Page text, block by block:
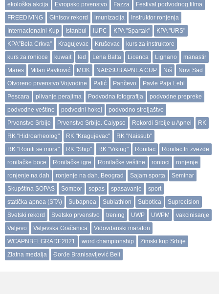
ekološka akcija
Evropsko prvenstvo Fazza
Festival podvodnog filma
FREEDIVING
Ginisov rekord imunizacija
Instruktor ronjenja
Internacionalni Kup
Istanbul IUPC KPA "Spartak"
KPA "URS"
KPA”Bela Crkva”
Kragujevac Kruševac
kurs za instruktore
kurs za ronioce
kuwait led Lena Balta Licenca Lignano
manastir
Mares
Milan Pavković MOK NAISSUB APNEA CUP Niš
Novi Sad
Otvoreno prvenstvo Vojvodine
Palić Pančevo
Pavle Paja Lebl
Pescara
plivanje perajima Podvodna fotografija
podvodne prepreke
podvodne veštine
podvodni hokej
podvodno streljaštvo
Prvenstvo Srbije
Prvenstvo Srbije. Calypso Rekordi Srbije u Apnei
RK
RK "Hidroarheolog"
RK "Kragujevac"
RK "Naissub"
RK "Roniti se mora"
RK "Ship" RK "Viking" Ronilac
Ronilac tri zvezde
ronilačke boce
Ronilačke igre Ronilačke veštine ronioci
ronjenje
ronjenje na dah
ronjenje na dah. Beograd Sajam sporta
Seminar
Skupština SOPAS
Sombor sopas spasavanje
sport
statička apnea (STA)
Subapnea Subiathlon Subotica
Suprecision
Svetski rekord
Svetsko prvenstvo trening UWP UWPM
vakcinisanje
Valjevo
Valjevska Gračanica
Vidovdanski maraton
WCAPNBELGRADE2021
word championship
Zimski kup Srbije
Zlatna medalja
Đorđe Branisavljević Beli